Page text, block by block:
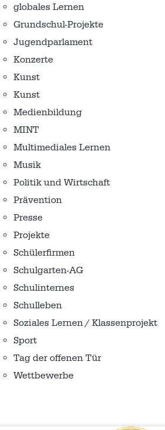
globales Lernen
Grundschul-Projekte
Jugendparlament
Konzerte
Kunst
Kunst
Medienbildung
MINT
Multimediales Lernen
Musik
Politik und Wirtschaft
Prävention
Presse
Projekte
Schülerfirmen
Schulgarten-AG
Schulinternes
Schulleben
Soziales Lernen / Klassenprojekt
Sport
Tag der offenen Tür
Wettbewerbe